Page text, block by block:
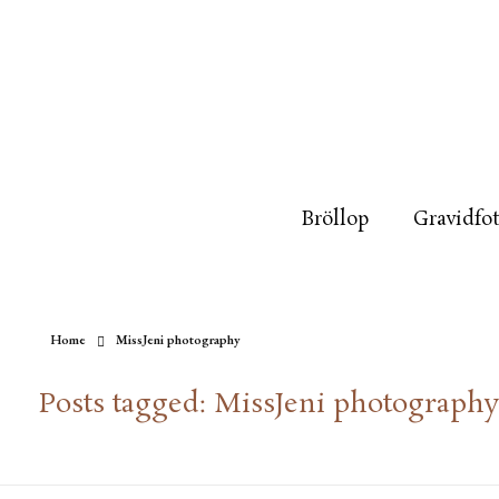
Bröllop
Home MissJeni photography
Posts tagged: MissJeni photography